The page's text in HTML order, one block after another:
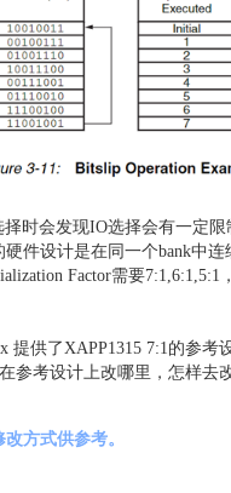
择时会发现IO选择会有一定限
硬件设计是在同一个bank中
Factor需要7:1,6:1,5:1
提供了XAPP1315 7:1的参考
参考设计上改哪里，怎样去
方式供参考。